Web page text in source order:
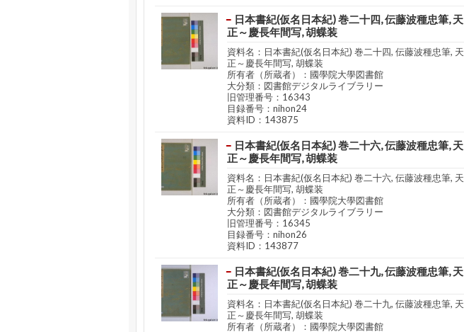
日本書紀(仮名日本紀) 巻二十四, 伝藤波種忠筆, 天
正～慶長年間写, 胡蝶装
資料名：日本書紀(仮名日本紀) 巻二十四, 伝藤波種忠筆, 天
正～慶長年間写, 胡蝶装
所有者（所蔵者）：國學院大學図書館
大分類：図書館デジタルライブラリー
旧管理番号：16343
目録番号：nihon24
資料ID：143875
日本書紀(仮名日本紀) 巻二十六, 伝藤波種忠筆, 天
正～慶長年間写, 胡蝶装
資料名：日本書紀(仮名日本紀) 巻二十六, 伝藤波種忠筆, 天
正～慶長年間写, 胡蝶装
所有者（所蔵者）：國學院大學図書館
大分類：図書館デジタルライブラリー
旧管理番号：16345
目録番号：nihon26
資料ID：143877
日本書紀(仮名日本紀) 巻二十九, 伝藤波種忠筆, 天
正～慶長年間写, 胡蝶装
資料名：日本書紀(仮名日本紀) 巻二十九, 伝藤波種忠筆, 天
正～慶長年間写, 胡蝶装
所有者（所蔵者）：國學院大學図書館